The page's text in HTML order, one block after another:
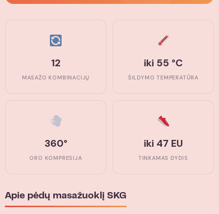
12
MASAŽO KOMBINACIJŲ
iki 55 °C
ŠILDYMO TEMPERATŪRA
360°
ORO KOMPRESIJA
iki 47 EU
TINKAMAS DYDIS
Apie pėdų masažuoklį SKG